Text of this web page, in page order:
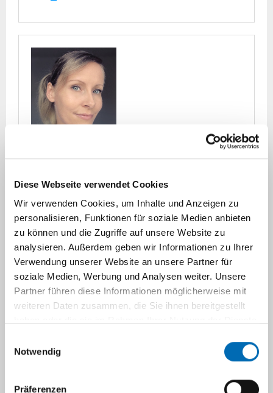
Diese Webseite verwendet Cookies
Wir verwenden Cookies, um Inhalte und Anzeigen zu
personalisieren, Funktionen für soziale Medien anbieten
zu können und die Zugriffe auf unsere Website zu
analysieren. Außerdem geben wir Informationen zu Ihrer
Verwendung unserer Website an unsere Partner für
soziale Medien, Werbung und Analysen weiter. Unsere
Partner führen diese Informationen möglicherweise mit
weiteren Daten zusammen, die Sie ihnen bereitgestellt
Notwendig
Präferenzen
Dr. med. Dr. rer. nat. Svenja
Daschkey
Weiterbildungsassistentin für
Humangenetik
B.Sc. Bioinformatik und Genomforschung
M.Sc. Genombasierte Systembiologie
Svenja.Daschkey@med.uni-duessel